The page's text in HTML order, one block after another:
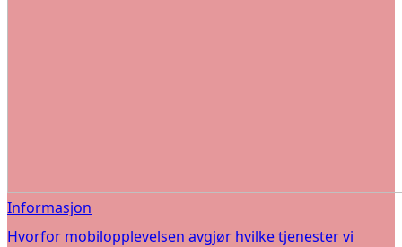
Informasjon
Hvorfor mobilopplevelsen avgjør hvilke tjenester vi